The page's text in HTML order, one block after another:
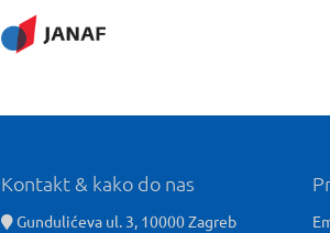
Kontakt & kako do nas
Gundulićeva ul. 3, 10000 Zagreb